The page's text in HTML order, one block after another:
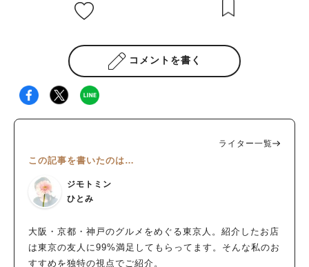
コメントを書く
ライター一覧
この記事を書いたのは…
ジモトミン
ひとみ
大阪・京都・神戸のグルメをめぐる東京人。紹介したお店
は東京の友人に99%満足してもらってます。そんな私のお
すすめを独特の視点でご紹介。